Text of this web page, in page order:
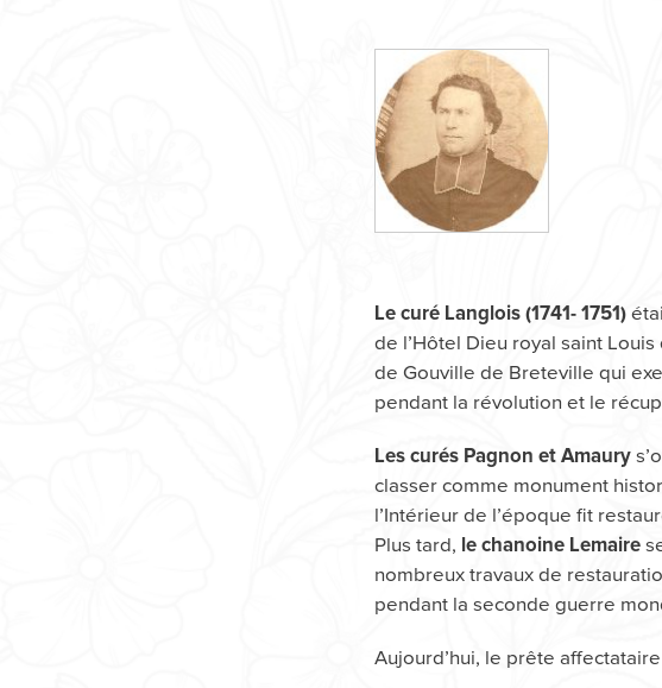
Le curé Langlois (1741- 1751)
de l’Hôtel Dieu royal saint
de Gouville de Breteville qui
pendant la révolution et le
Les curés Pagnon et Amaury
classer comme monument
l’Intérieur de l’époque fit
Plus tard, le chanoine Lemaire
nombreux travaux de
pendant la seconde guerre
Aujourd’hui, le prête